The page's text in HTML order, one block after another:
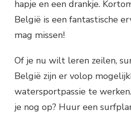
hapje en een drankje.
België is een fantastische
mag missen!
Of je nu wilt leren zeilen,
België zijn er volop
watersportpassie te
je nog op? Huur een